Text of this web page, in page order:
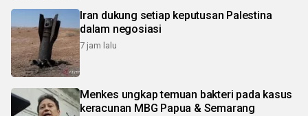
Iran dukung setiap keputusan Palestina
dalam negosiasi
7 jam lalu
Menkes ungkap temuan bakteri pada kasus
keracunan MBG Papua & Semarang